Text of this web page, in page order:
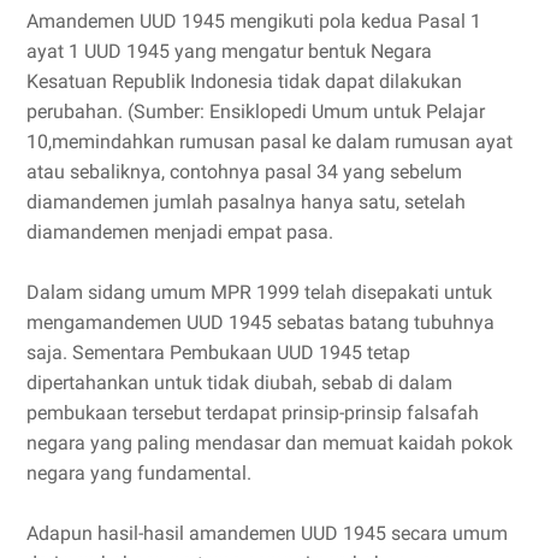
Amandemen UUD 1945 mengikuti pola kedua Pasal 1
ayat 1 UUD 1945 yang mengatur bentuk Negara
Kesatuan Republik Indonesia tidak dapat dilakukan
perubahan. (Sumber: Ensiklopedi Umum untuk Pelajar
10,memindahkan rumusan pasal ke dalam rumusan ayat
atau sebaliknya, contohnya pasal 34 yang sebelum
diamandemen jumlah pasalnya hanya satu, setelah
diamandemen menjadi empat pasa.
Dalam sidang umum MPR 1999 telah disepakati untuk
mengamandemen UUD 1945 sebatas batang tubuhnya
saja. Sementara Pembukaan UUD 1945 tetap
dipertahankan untuk tidak diubah, sebab di dalam
pembukaan tersebut terdapat prinsip-prinsip falsafah
negara yang paling mendasar dan memuat kaidah pokok
negara yang fundamental.
Adapun hasil-hasil amandemen UUD 1945 secara umum